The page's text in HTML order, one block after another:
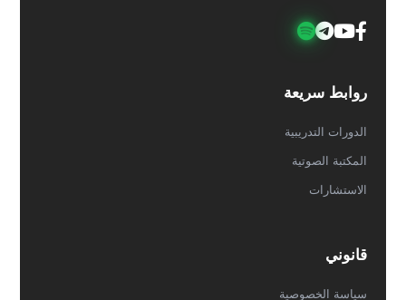
روابط سريعة
الدورات التدريبية
المكتبة الصوتية
الاستشارات
قانوني
سياسة الخصوصية